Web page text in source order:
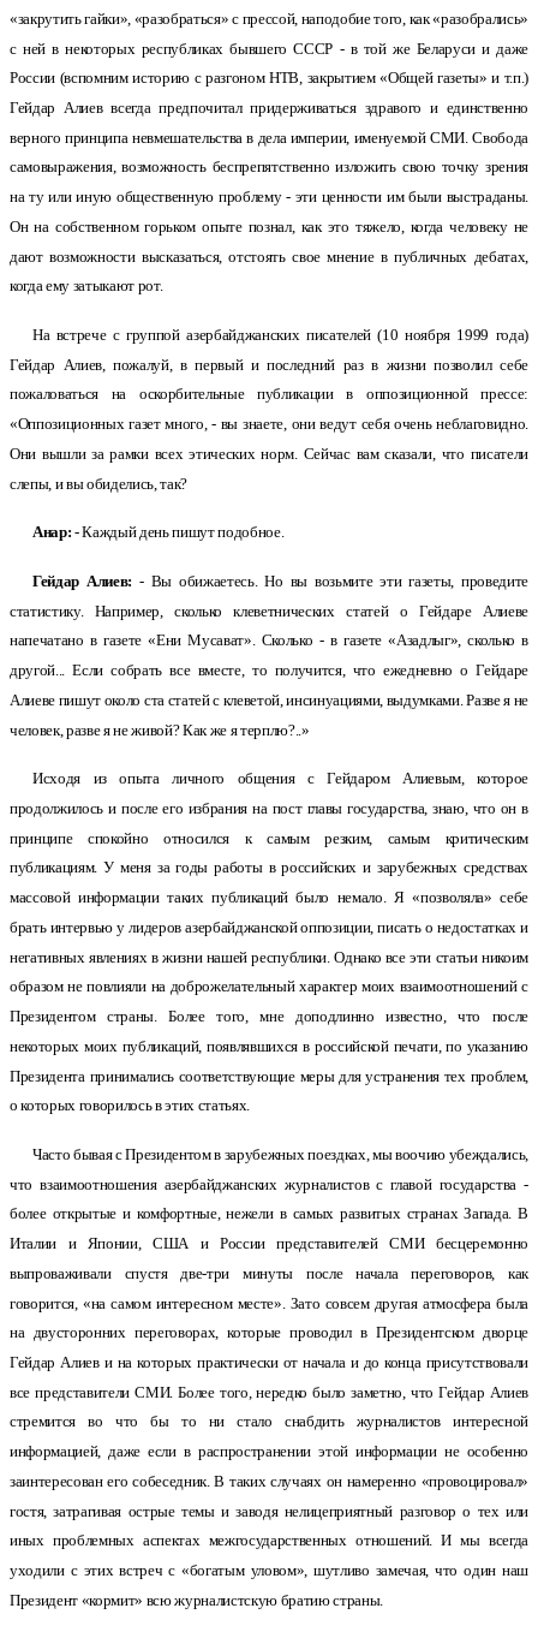
«закрутить гайки», «разобраться» с прессой, наподобие того, как «разобрались»
с ней в некоторых республиках бывшего СССР - в той же Беларуси и даже
России (вспомним историю с разгоном НТВ, закрытием «Общей газеты» и т.п.)
Гейдар Алиев всегда предпочитал придерживаться здравого и единственно
верного принципа невмешательства в дела империи, именуемой СМИ. Свобода
самовыражения, возможность беспрепятственно изложить свою точку зрения
на ту или иную общественную проблему - эти ценности им были выстраданы.
Он на собственном горьком опыте познал, как это тяжело, когда человеку не
дают возможности высказаться, отстоять свое мнение в публичных дебатах,
когда ему затыкают рот.
На встрече с группой азербайджанских писателей (10 ноября 1999 года)
Гейдар Алиев, пожалуй, в первый и последний раз в жизни позволил себе
пожаловаться на оскорбительные публикации в оппозиционной прессе:
«Оппозиционных газет много, - вы знаете, они ведут себя очень неблаговидно.
Они вышли за рамки всех этических норм. Сейчас вам сказали, что писатели
слепы, и вы обиделись, так?
Анар: - Каждый день пишут подобное.
Гейдар Алиев: - Вы обижаетесь. Но вы возьмите эти газеты, проведите
статистику. Например, сколько клеветнических статей о Гейдаре Алиеве
напечатано в газете «Ени Мусават». Сколько - в газете «Азадлыг», сколько в
другой... Если собрать все вместе, то получится, что ежедневно о Гейдаре
Алиеве пишут около ста статей с клеветой, инсинуациями, выдумками. Разве я не
человек, разве я не живой? Как же я терплю?..»
Исходя из опыта личного общения с Гейдаром Алиевым, которое
продолжилось и после его избрания на пост главы государства, знаю, что он в
принципе спокойно относился к самым резким, самым критическим
публикациям. У меня за годы работы в российских и зарубежных средствах
массовой информации таких публикаций было немало. Я «позволяла» себе
брать интервью у лидеров азербайджанской оппозиции, писать о недостатках и
негативных явлениях в жизни нашей республики. Однако все эти статьи никоим
образом не повлияли на доброжелательный характер моих взаимоотношений с
Президентом страны. Более того, мне доподлинно известно, что после
некоторых моих публикаций, появлявшихся в российской печати, по указанию
Президента принимались соответствующие меры для устранения тех проблем,
о которых говорилось в этих статьях.
Часто бывая с Президентом в зарубежных поездках, мы воочию убеждались,
что взаимоотношения азербайджанских журналистов с главой государства -
более открытые и комфортные, нежели в самых развитых странах Запада. В
Италии и Японии, США и России представителей СМИ бесцеремонно
выпроваживали спустя две-три минуты после начала переговоров, как
говорится, «на самом интересном месте». Зато совсем другая атмосфера была
на двусторонних переговорах, которые проводил в Президентском дворце
Гейдар Алиев и на которых практически от начала и до конца присутствовали
все представители СМИ. Более того, нередко было заметно, что Гейдар Алиев
стремится во что бы то ни стало снабдить журналистов интересной
информацией, даже если в распространении этой информации не особенно
заинтересован его собеседник. В таких случаях он намеренно «провоцировал»
гостя, затрагивая острые темы и заводя нелицеприятный разговор о тех или
иных проблемных аспектах межгосударственных отношений. И мы всегда
уходили с этих встреч с «богатым уловом», шутливо замечая, что один наш
Президент «кормит» всю журналистскую братию страны.